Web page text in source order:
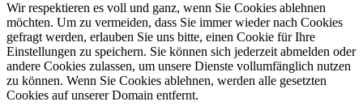
Wir respektieren es voll und ganz, wenn Sie Cookies ablehnen
möchten. Um zu vermeiden, dass Sie immer wieder nach Cookies
gefragt werden, erlauben Sie uns bitte, einen Cookie für Ihre
Einstellungen zu speichern. Sie können sich jederzeit abmelden oder
andere Cookies zulassen, um unsere Dienste vollumfänglich nutzen
zu können. Wenn Sie Cookies ablehnen, werden alle gesetzten
Cookies auf unserer Domain entfernt.